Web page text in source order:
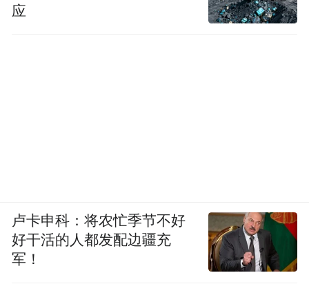
应
卢卡申科：将农忙季节不好
好干活的人都发配边疆充
军！